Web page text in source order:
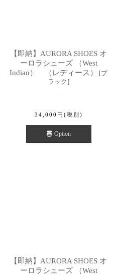
【即納】AURORA SHOES オ
ーロラシューズ （West
Indian） （レディース）
[ブ
ラック]
34,000 円 (税別)
Option
【即納】AURORA SHOES オ
ーロラシューズ （West